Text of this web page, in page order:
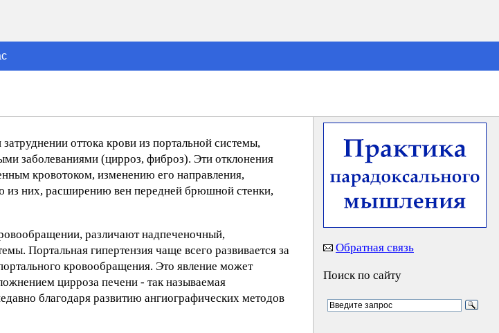
оттока крови из портальной системы,
заболеваниями (цирроз, фиброз). Эти отклонения
кровотоком, изменению его направления,
из них, расширению вен передней брюшной стенки,
различают надпеченочный,
Портальная гипертензия чаще всего развивается за
кровообращения. Это явление может
цирроза печени - так называемая
благодаря развитию ангиографических методов
Обратная связь
Поиск по сайту